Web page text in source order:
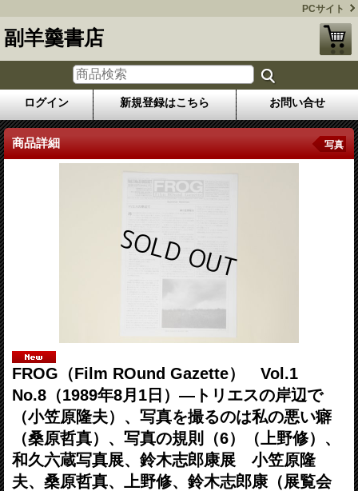
PCサイト
副羊羹書店
ログイン 新規登録はこちら お問い合せ
商品詳細 写真
FROG（Film ROund Gazette） Vol.1
No.8（1989年8月1日）―トリエスの岸辺で
（小笠原隆夫）、写真を撮るのは私の悪い癖
（桑原哲真）、写真の規則（6）（上野修）、
和久六蔵写真展、鈴木志郎康展 小笠原隆
夫、桑原哲真、上野修、鈴木志郎康（展覧会